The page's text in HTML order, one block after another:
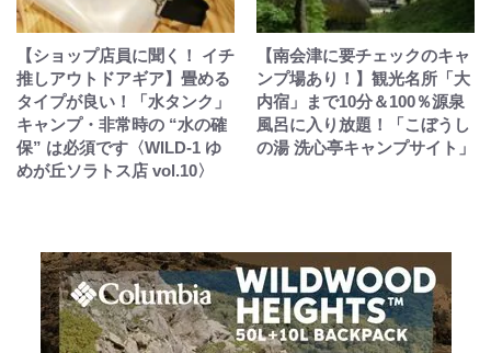
【ショップ店員に聞く！ イチ
推しアウトドアギア】畳める
タイプが良い！「水タンク」
キャンプ・非常時の “水の確
保” は必須です〈WILD-1 ゆ
めが丘ソラトス店 vol.10〉
【南会津に要チェックのキャ
ンプ場あり！】観光名所「大
内宿」まで10分＆100％源泉
風呂に入り放題！「こぼうし
の湯 洗心亭キャンプサイト」